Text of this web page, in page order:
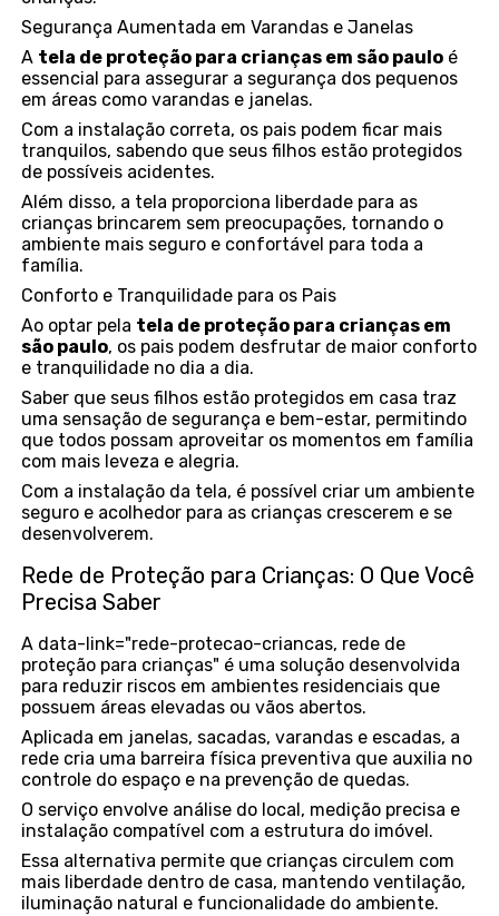
Segurança Aumentada em Varandas e Janelas
A tela de proteção para crianças em são paulo é
essencial para assegurar a segurança dos pequenos
em áreas como varandas e janelas.
Com a instalação correta, os pais podem ficar mais
tranquilos, sabendo que seus filhos estão protegidos
de possíveis acidentes.
Além disso, a tela proporciona liberdade para as
crianças brincarem sem preocupações, tornando o
ambiente mais seguro e confortável para toda a
família.
Conforto e Tranquilidade para os Pais
Ao optar pela tela de proteção para crianças em
são paulo, os pais podem desfrutar de maior conforto
e tranquilidade no dia a dia.
Saber que seus filhos estão protegidos em casa traz
uma sensação de segurança e bem-estar, permitindo
que todos possam aproveitar os momentos em família
com mais leveza e alegria.
Com a instalação da tela, é possível criar um ambiente
seguro e acolhedor para as crianças crescerem e se
desenvolverem.
Rede de Proteção para Crianças: O Que Você
Precisa Saber
A data-link="rede-protecao-criancas, rede de
proteção para crianças" é uma solução desenvolvida
para reduzir riscos em ambientes residenciais que
possuem áreas elevadas ou vãos abertos.
Aplicada em janelas, sacadas, varandas e escadas, a
rede cria uma barreira física preventiva que auxilia no
controle do espaço e na prevenção de quedas.
O serviço envolve análise do local, medição precisa e
instalação compatível com a estrutura do imóvel.
Essa alternativa permite que crianças circulem com
mais liberdade dentro de casa, mantendo ventilação,
iluminação natural e funcionalidade do ambiente.